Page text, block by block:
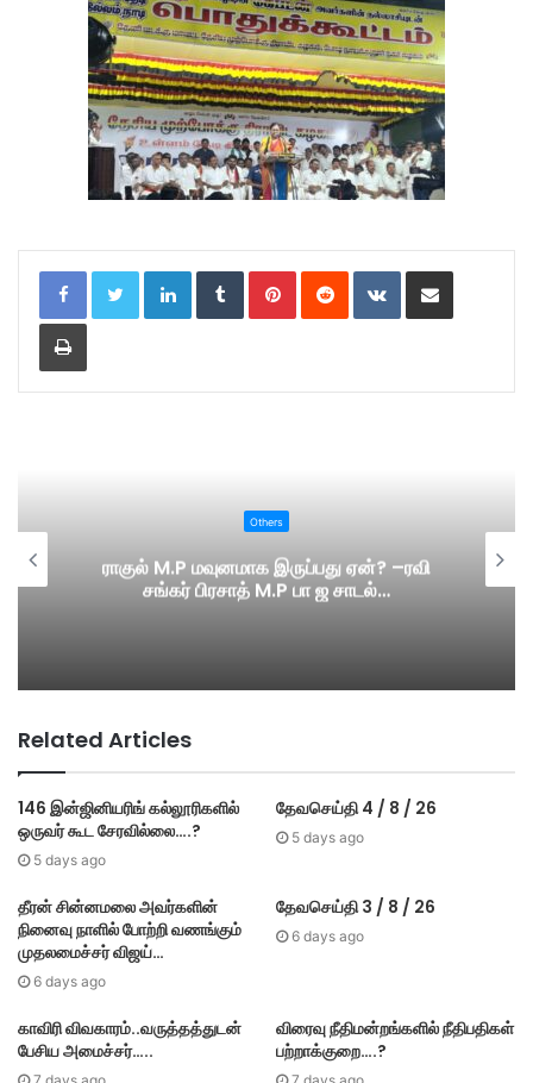
LinkedIn Tumblr Pinterest Reddit VKontakte
Print
Others
ராகுல் M.P மவுனமாக இருப்பது ஏன்? –ரவி
சங்கர் பிரசாத் M.P பா ஜ சாடல்…
Related Articles
146 இன்ஜினியரிங் கல்லூரிகளில்
ஒருவர் கூட சேரவில்லை….?
5 days ago
தேவசெய்தி 4 / 8 / 26
5 days ago
தீரன் சின்னமலை அவர்களின்
நினைவு நாளில் போற்றி வணங்கும்
முதலமைச்சர் விஜய்…
6 days ago
தேவசெய்தி 3 / 8 / 26
6 days ago
காவிரி விவகாரம்..வருத்தத்துடன்
பேசிய அமைச்சர்…..
விரைவு நீதிமன்றங்களில் நீதிபதிகள்
பற்றாக்குறை….?